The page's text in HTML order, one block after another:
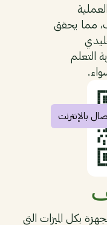
مما يحقق
التعلم
بالإنترنت
بكل الميزات التي